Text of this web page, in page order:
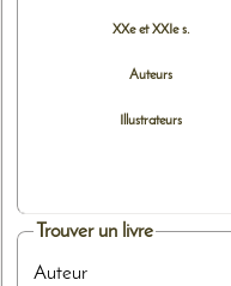
XXe et XXIe s.
Auteurs
Illustrateurs
Trouver un livre
Auteur